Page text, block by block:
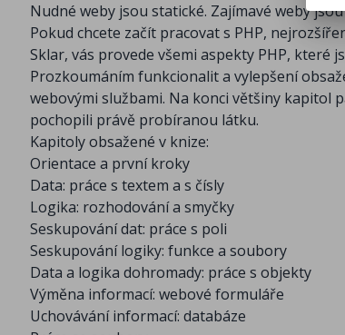
Nudné weby jsou statické. Zajímavé weby
Pokud chcete začít pracovat s PHP,
Sklar, vás provede všemi aspekty PHP, které
Prozkoumáním funkcionalit a vylepšení
webovými službami. Na konci většiny kapitol
pochopili právě probíranou látku.
Kapitoly obsažené v knize:
Orientace a první kroky
Data: práce s textem a s čísly
Logika: rozhodování a smyčky
Seskupování dat: práce s poli
Seskupování logiky: funkce a soubory
Data a logika dohromady: práce s objekty
Výměna informací: webové formuláře
Uchovávání informací: databáze